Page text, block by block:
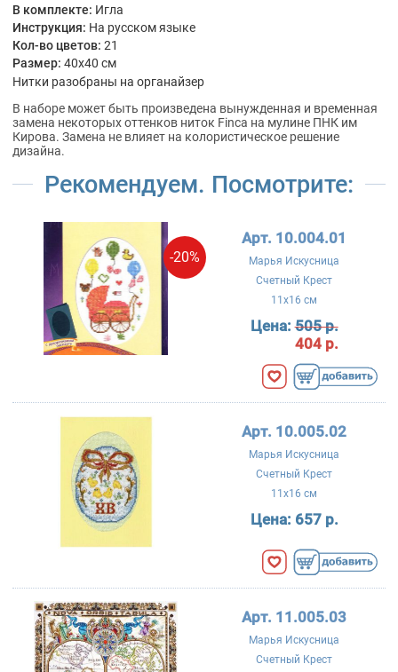
В комплекте: Игла
Инструкция: На русском языке
Кол-во цветов: 21
Размер: 40x40 см
Нитки разобраны на органайзер
В наборе может быть произведена вынужденная и временная
замена некоторых оттенков ниток Finca на мулине ПНК им
Кирова. Замена не влияет на колористическое решение
дизайна.
Рекомендуем. Посмотрите:
-20%
Арт. 10.004.01
Марья Искусница
Счетный Крест
11x16 см
Цена:505 р.
404 р.
Арт. 10.005.02
Марья Искусница
Счетный Крест
11x16 см
Цена: 657 р.
Арт. 11.005.03
Марья Искусница
Счетный Крест